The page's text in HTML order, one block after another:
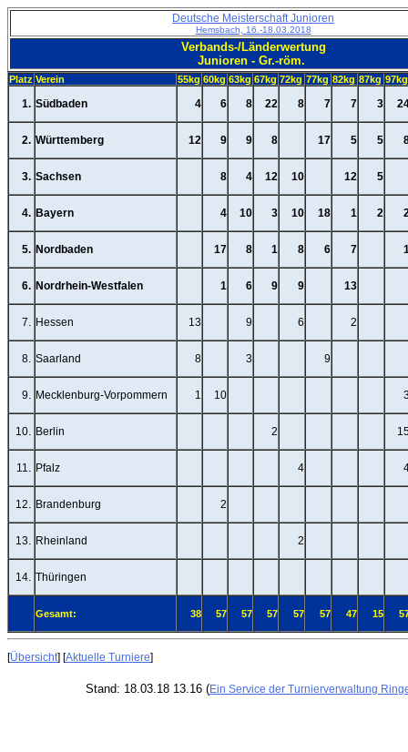
Deutsche Meisterschaft Junioren
Hemsbach, 16.-18.03.2018
Verbands-/Länderwertung
Junioren - Gr.-röm.
Platz Verein 55kg 60kg 63kg 67kg 72kg 77kg 82kg 87kg 97kg
1. Südbaden 4 6 8 22 8 7 7 3
2. Württemberg 12 9 9 8 17 5 5
3. Sachsen 8 4 12 10 12 5
4. Bayern 4 10 3 10 18 1 2
5. Nordbaden 17 8 1 8 6 7
6. Nordrhein-Westfalen 1 6 9 9 13
7. Hessen 13 9 6 2
8. Saarland 8 3 9
9. Mecklenburg-Vorpommern 1 10
10. Berlin 2
11. Pfalz 4
12. Brandenburg 2
13. Rheinland 2
14. Thüringen
Gesamt: 38 57 57 57 57 57 47 15
[Übersicht] [Aktuelle Turniere]
Stand: 18.03.18 13.16 (Ein Service der Turnierverwaltung